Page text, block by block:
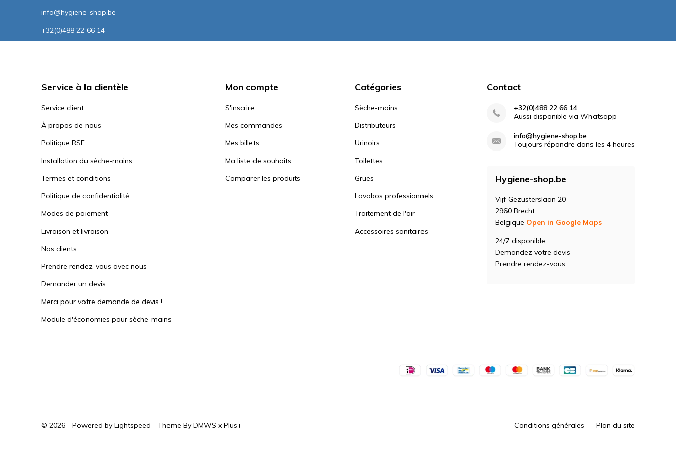
info@hygiene-shop.be
+32(0)488 22 66 14
Service à la clientèle
Service client
À propos de nous
Politique RSE
Installation du sèche-mains
Termes et conditions
Politique de confidentialité
Modes de paiement
Livraison et livraison
Nos clients
Prendre rendez-vous avec nous
Demander un devis
Merci pour votre demande de devis !
Module d'économies pour sèche-mains
Mon compte
S'inscrire
Mes commandes
Mes billets
Ma liste de souhaits
Comparer les produits
Catégories
Sèche-mains
Distributeurs
Urinoirs
Toilettes
Grues
Lavabos professionnels
Traitement de l'air
Accessoires sanitaires
Contact
+32(0)488 22 66 14
Aussi disponible via Whatsapp
info@hygiene-shop.be
Toujours répondre dans les 4 heures
Hygiene-shop.be
Vijf Gezusterslaan 20
2960 Brecht
Belgique Open in Google Maps
24/7 disponible
Demandez votre devis
Prendre rendez-vous
© 2026 - Powered by Lightspeed - Theme By DMWS x Plus+ Conditions générales Plan du site